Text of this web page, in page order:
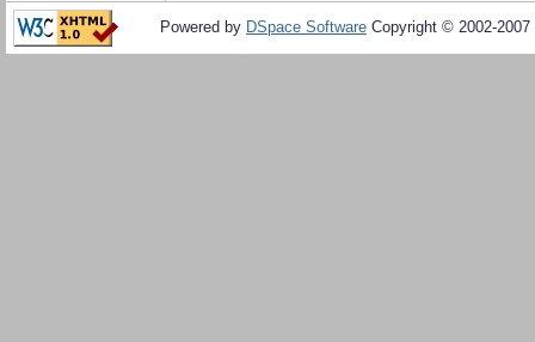
Powered by DSpace Software Copyright © 2002-2007